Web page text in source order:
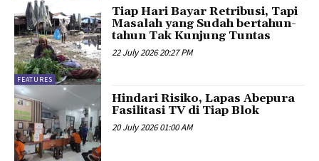
FEATURES
Tiap Hari Bayar Retribusi, Tapi
Masalah yang Sudah bertahun-
tahun Tak Kunjung Tuntas
22 July 2026 20:27 PM
Hindari Risiko, Lapas Abepura
Fasilitasi TV di Tiap Blok
20 July 2026 01:00 AM